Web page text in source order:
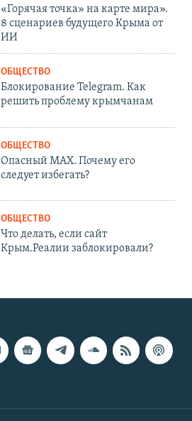
«Горячая точка» на карте мира».
8 сценариев будущего Крыма от
ИИ
ОБЩЕСТВО
Блокирование Telegram. Как
решить проблему крымчанам
ОБЩЕСТВО
Опасный MAX. Почему его
следует избегать?
ОБЩЕСТВО
Что делать, если сайт
Крым.Реалии заблокировали?